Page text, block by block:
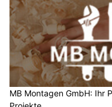
MB Montagen GmbH: Ihr